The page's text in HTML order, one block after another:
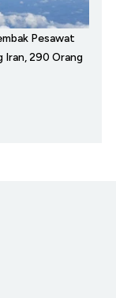
Pesawat
Iran, 290 Orang